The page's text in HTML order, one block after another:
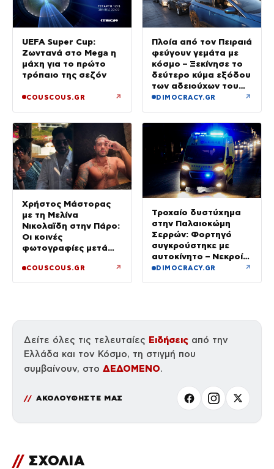
UEFA Super Cup:
Ζωντανά στο Mega η
μάχη για το πρώτο
τρόπαιο της σεζόν
COUSCOUS.GR ↗
Πλοία από τον Πειραιά
φεύγουν γεμάτα με
κόσμο – Ξεκίνησε το
δεύτερο κύμα εξόδου
των αδειούχων του
Αυγούστου
DIMOCRACY.GR ↗
Χρήστος Μάστορας
με τη Μελίνα
Νικολαϊδη στην Πάρο:
Οι κοινές
φωτογραφίες μετά
τη Γαρυφαλιά
COUSCOUS.GR ↗
Τροχαίο δυστύχημα
στην Παλαιοκώμη
Σερρών: Φορτηγό
συγκρούστηκε με
αυτοκίνητο – Νεκροί
οι επιβάτες του ΙΧ
DIMOCRACY.GR ↗
Δείτε όλες τις τελευταίες Ειδήσεις από την
Ελλάδα και τον Κόσμο, τη στιγμή που
συμβαίνουν, στο ΔΕΔΟΜΕΝΟ.
ΑΚΟΛΟΥΘΗΣΤΕ ΜΑΣ
// ΣΧΟΛΙΑ